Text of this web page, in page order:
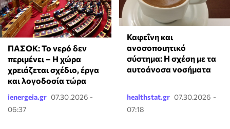
ΠΑΣΟΚ: Το νερό δεν
περιμένει – Η χώρα
χρειάζεται σχέδιο, έργα
και λογοδοσία τώρα
ienergeia.gr 07.30.2026 -
06:37
Καφεΐνη και
ανοσοποιητικό
σύστημα: Η σχέση με τα
αυτοάνοσα νοσήματα
healthstat.gr 07.30.2026 -
07:18